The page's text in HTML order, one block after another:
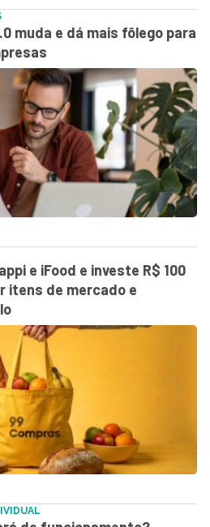
muda e dá mais fôlego para
e iFood e investe R$ 100
itens de mercado e